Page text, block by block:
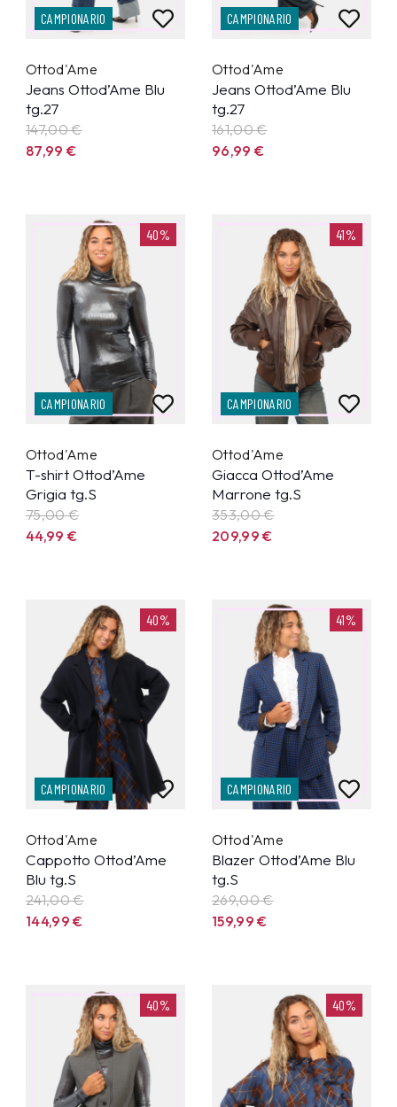
CAMPIONARIO
Ottod'Ame
Jeans Ottod’Ame Blu
tg.27
147,00 €
87,99€
CAMPIONARIO
Ottod'Ame
Jeans Ottod’Ame Blu
tg.27
161,00 €
96,99€
40%
CAMPIONARIO
Ottod'Ame
T-shirt Ottod’Ame
Grigia tg.S
75,00 €
44,99€
41%
CAMPIONARIO
Ottod'Ame
Giacca Ottod’Ame
Marrone tg.S
353,00 €
209,99€
40%
CAMPIONARIO
Ottod'Ame
Cappotto Ottod’Ame
Blu tg.S
241,00 €
144,99€
41%
CAMPIONARIO
Ottod'Ame
Blazer Ottod’Ame Blu
tg.S
269,00 €
159,99€
40% 40%